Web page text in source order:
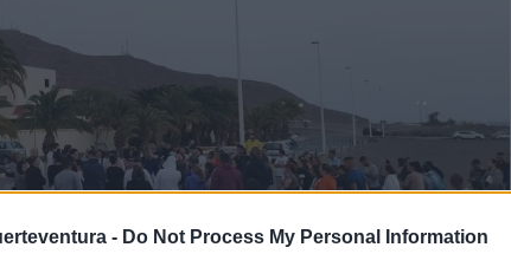
- Do Not Process My Personal Information